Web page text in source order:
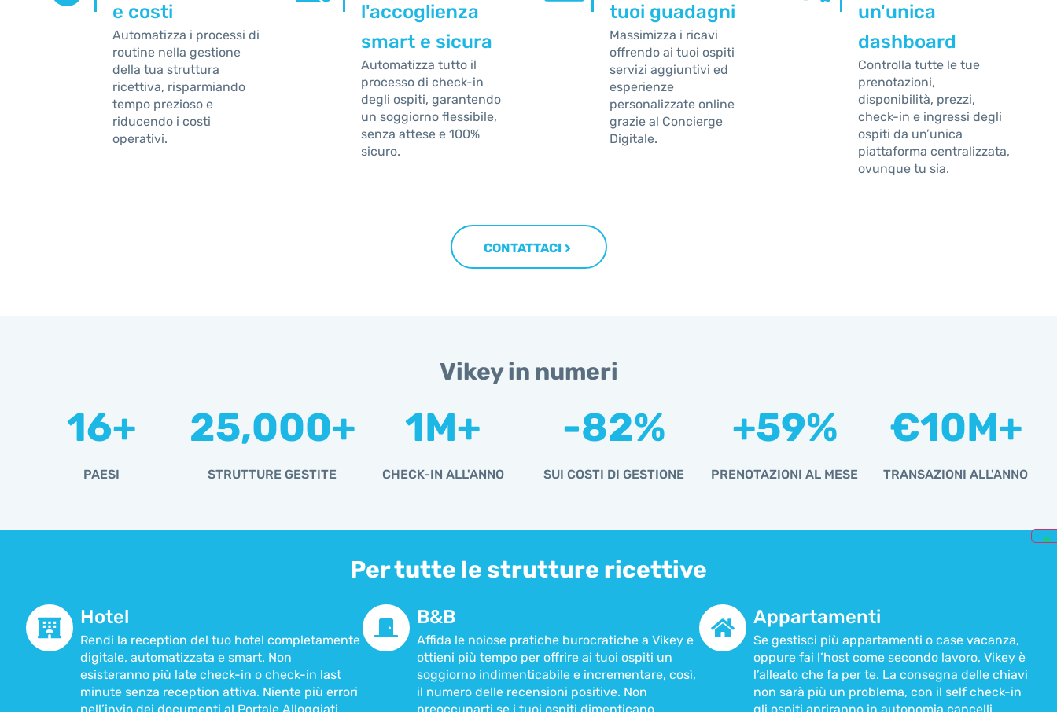
e costi
Automatizza i processi di
routine nella gestione
della tua struttura
ricettiva, risparmiando
tempo prezioso e
riducendo i costi
operativi.
l'accoglienza
smart e sicura
Automatizza tutto il
processo di check-in
degli ospiti, garantendo
un soggiorno flessibile,
senza attese e 100%
sicuro.
tuoi guadagni
Massimizza i ricavi
offrendo ai tuoi ospiti
servizi aggiuntivi ed
esperienze
personalizzate online
grazie al Concierge
Digitale.
un'unica
dashboard
Controlla tutte le tue
prenotazioni,
disponibilità, prezzi,
check-in e ingressi degli
ospiti da un’unica
piattaforma centralizzata,
ovunque tu sia.
CONTATTACI
Vikey in numeri
PAESI
16+
STRUTTURE GESTITE
25,000+
CHECK-IN ALL'ANNO
1M+
SUI COSTI DI GESTIONE
-82%
PRENOTAZIONI AL MESE
+59%
TRANSAZIONI ALL'ANNO
€10M+
Per tutte le strutture ricettive
Hotel
Rendi la reception del tuo hotel completamente
digitale, automatizzata e smart. Non
esisteranno più late check-in o check-in last
minute senza reception attiva. Niente più errori
B&B
Affida le noiose pratiche burocratiche a Vikey e
ottieni più tempo per offrire ai tuoi ospiti un
soggiorno indimenticabile e incrementare, così,
il numero delle recensioni positive. Non
Appartamenti
Se gestisci più appartamenti o case vacanza,
oppure fai l’host come secondo lavoro, Vikey è
l’alleato che fa per te. La consegna delle chiavi
non sarà più un problema, con il self check-in